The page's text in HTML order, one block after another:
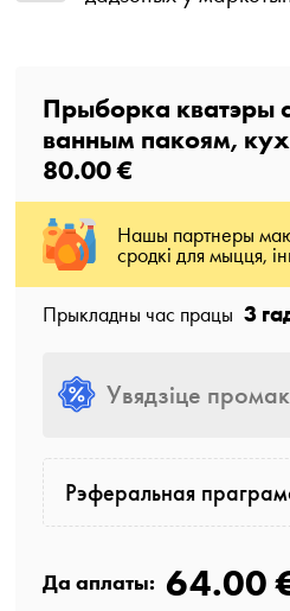
Прыборка кватэры с
ванным пакоям,
80.00 €
Нашы партнеры
сродкі для мыцця,
Прыкладны час працы 3
Рэферальная
Да аплаты: 64.00